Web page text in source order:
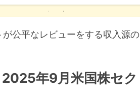
公平なレビューをする収入源の
年9月米国株セク